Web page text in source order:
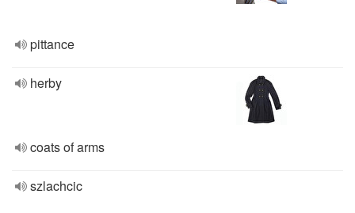
pittance
herby
coats of arms
szlachcic